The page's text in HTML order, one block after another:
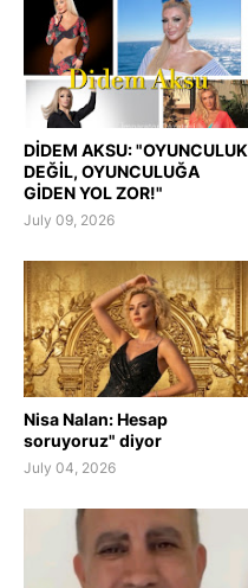
DİDEM AKSU: "OYUNCULUK
DEĞİL, OYUNCULUĞA
GİDEN YOL ZOR!"
July 09, 2026
Nisa Nalan: Hesap
soruyoruz" diyor
July 04, 2026